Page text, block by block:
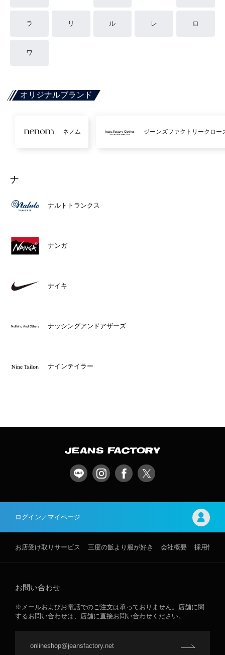
ラ リ ル レ ロ
ワ
オリジナルブランド
ネノム ジーンズファクトリークロー
ナ
ナルトトランクス
ナンガ
ナイキ
ナッシングアンドアザーズ
ナインテイラー
ログイン／マイページ
お店受け取りサービス 三度の飯より服が好き 会社概要 採用情報
お問い合わせ
※メールおよびお電話でのご注文は承っておりません。店舗に関
するお問い合わせは、店舗に直接お問い合わせください。
onlineshop@jeansfactory.net